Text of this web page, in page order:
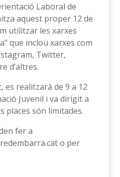
Laboral de
aquest proper 12 de
utilitzar les xarxes
que inclou xarxes com
Twitter,
d’altres.
es realitzarà de 9 a 12
Juvenil i va dirigit a
places són limitades.
fer a
o per